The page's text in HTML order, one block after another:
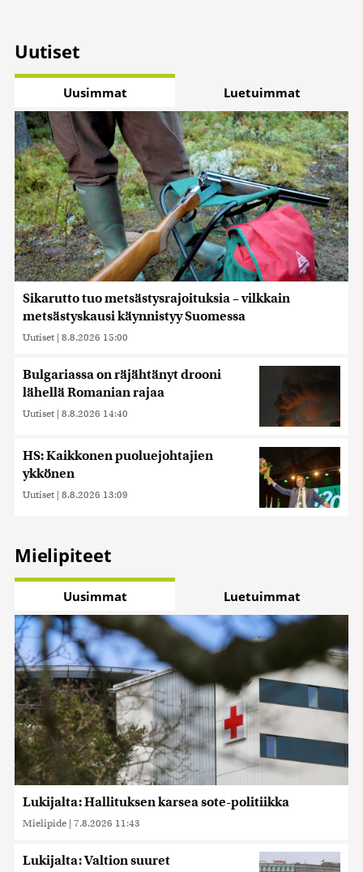
Uutiset
Uusimmat Luetuimmat
Sikarutto tuo metsästysrajoituksia – vilkkain
metsästyskausi käynnistyy Suomessa
Uutiset | 8.8.2026 15:00
Bulgariassa on räjähtänyt drooni
lähellä Romanian rajaa
Uutiset | 8.8.2026 14:40
HS: Kaikkonen puoluejohtajien
ykkönen
Uutiset | 8.8.2026 13:09
Mielipiteet
Uusimmat Luetuimmat
Lukijalta: Hallituksen karsea sote-politiikka
Mielipide | 7.8.2026 11:43
Lukijalta: Valtion suuret